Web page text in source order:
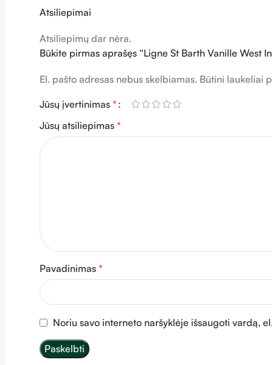
Atsiliepimai
Atsiliepimų dar nėra.
Būkite pirmas aprašęs “Ligne St Barth Vanille West
El. pašto adresas nebus skelbiamas. Būtini laukeliai
Jūsų įvertinimas *
Jūsų atsiliepimas *
Pavadinimas *
Noriu savo interneto naršyklėje išsaugoti vardą,